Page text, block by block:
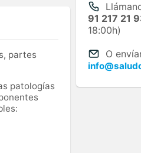
partes
patologías
91 217 21
18:00h)
O